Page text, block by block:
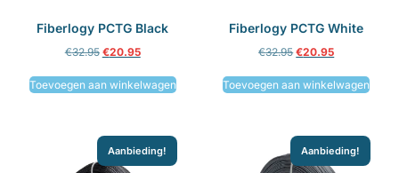
Fiberlogy PCTG Black
€32.95 €20.95
Toevoegen aan winkelwagen
Fiberlogy PCTG White
€32.95 €20.95
Toevoegen aan winkelwagen
Aanbieding! Aanbieding!